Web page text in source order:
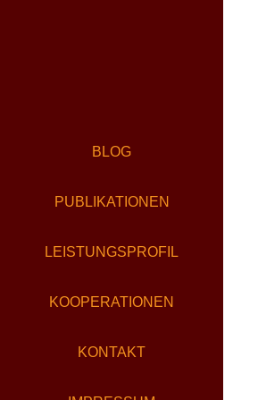
BLOG
PUBLIKATIONEN
LEISTUNGSPROFIL
KOOPERATIONEN
KONTAKT